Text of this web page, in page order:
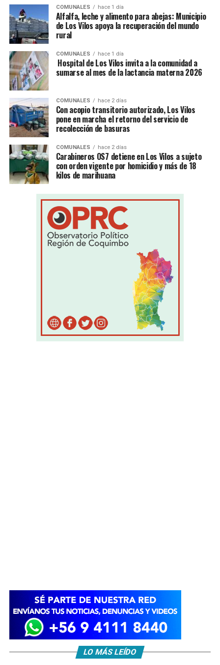
COMUNALES hace 1 día
Alfalfa, leche y alimento para abejas: Municipio
de Los Vilos apoya la recuperación del mundo
rural
COMUNALES hace 1 día
Hospital de Los Vilos invita a la comunidad a
sumarse al mes de la lactancia materna 2026
COMUNALES hace 2 días
Con acopio transitorio autorizado, Los Vilos
pone en marcha el retorno del servicio de
recolección de basuras
COMUNALES hace 2 días
Carabineros OS7 detiene en Los Vilos a sujeto
con orden vigente por homicidio y más de 18
kilos de marihuana
LO MÁS LEÍDO